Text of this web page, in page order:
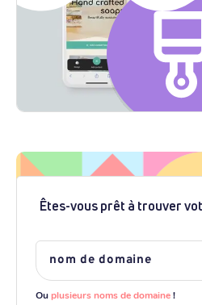
Êtes-vous prêt à trouver
Ouplusieurs noms de domaine!